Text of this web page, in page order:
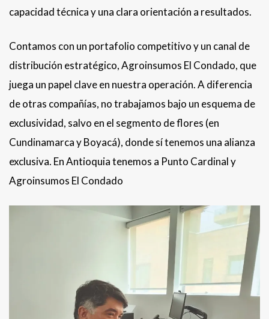
capacidad técnica y una clara orientación a resultados.
Contamos con un portafolio competitivo y un canal de
distribución estratégico, Agroinsumos El Condado, que
juega un papel clave en nuestra operación. A diferencia
de otras compañías, no trabajamos bajo un esquema de
exclusividad, salvo en el segmento de flores (en
Cundinamarca y Boyacá), donde sí tenemos una alianza
exclusiva. En Antioquia tenemos a Punto Cardinal y
Agroinsumos El Condado